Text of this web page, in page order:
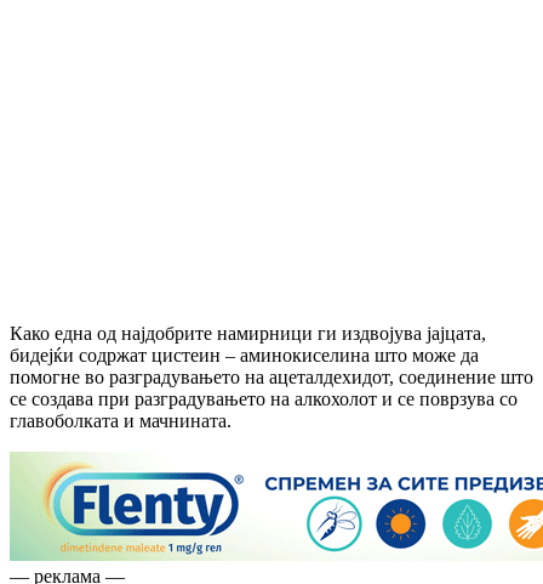
Како една од најдобрите намирници ги издвојува јајцата,
бидејќи содржат цистеин – аминокиселина што може да
помогне во разградувањето на ацеталдехидот, соединение што
се создава при разградувањето на алкохолот и се поврзува со
главоболката и мачнината.
— реклама —